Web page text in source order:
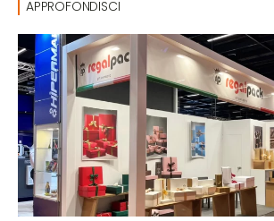
APPROFONDISCI